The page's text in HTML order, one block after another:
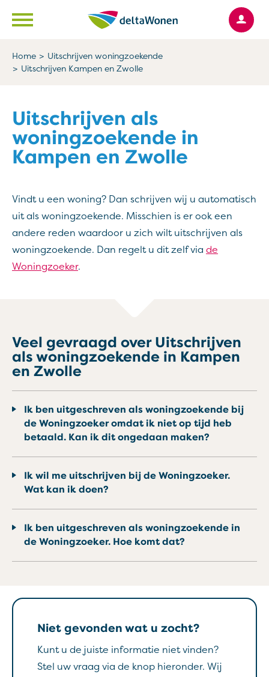
Naar de homepage
Ga naar Hoofd
Home
Uitschrijven woningzoekende
Uitschrijven Kampen en Zwolle
Uitschrijven als
woningzoekende in
Kampen en Zwolle
Vindt u een woning? Dan schrijven wij u automatisch
uit als woningzoekende. Misschien is er ook een
andere reden waardoor u zich wilt uitschrijven als
woningzoekende. Dan regelt u dit zelf via de
Woningzoeker.
Veel gevraagd over Uitschrijven
als woningzoekende in Kampen
en Zwolle
Ik ben uitgeschreven als woningzoekende bij
de Woningzoeker omdat ik niet op tijd heb
betaald. Kan ik dit ongedaan maken?
Ik wil me uitschrijven bij de Woningzoeker.
Wat kan ik doen?
Ik ben uitgeschreven als woningzoekende in
de Woningzoeker. Hoe komt dat?
Niet gevonden wat u zocht?
Kunt u de juiste informatie niet vinden?
Stel uw vraag via de knop hieronder. Wij